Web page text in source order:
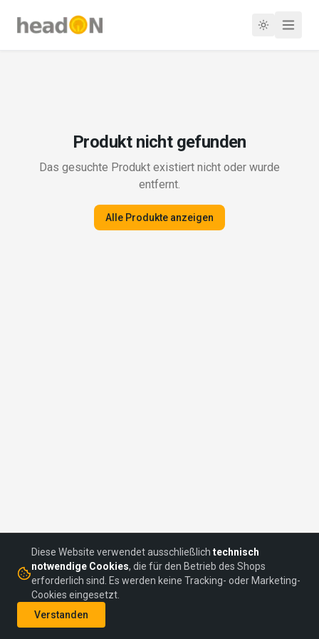
Produkt nicht gefunden
Das gesuchte Produkt existiert nicht oder wurde
entfernt.
Alle Produkte anzeigen
©2026headON Communications GmbH
Diese Website verwendet ausschließlich technisch
notwendige Cookies, die für den Betrieb des Shops
erforderlich sind. Es werden keine Tracking- oder Marketing-
Cookies eingesetzt.
Verstanden